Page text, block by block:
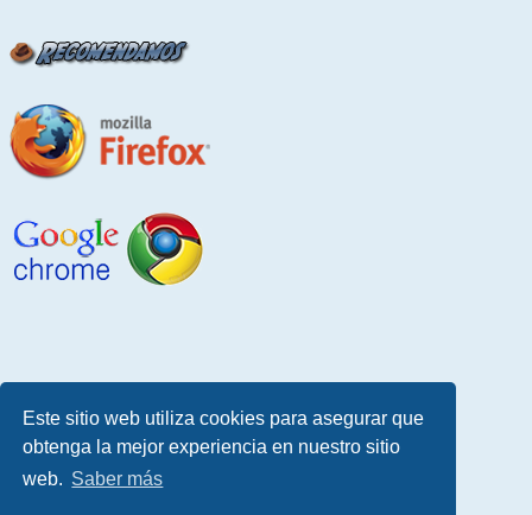
Este sitio web utiliza cookies para asegurar que
obtenga la mejor experiencia en nuestro sitio
web. Saber más